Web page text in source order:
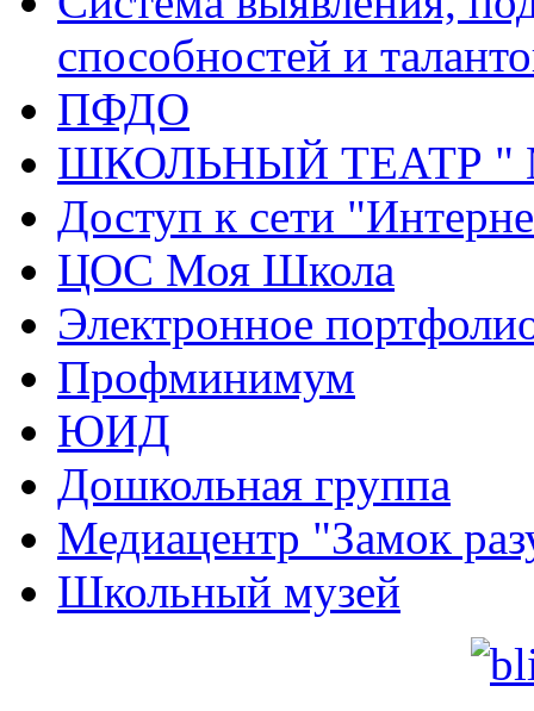
способностей и
ПФДО
ШКОЛЬНЫЙ ТЕАТР
Доступ к сети
ЦОС Моя Школа
Электронное
Профминимум
ЮИД
Дошкольная группа
Медиацентр "Замок
Школьный музей